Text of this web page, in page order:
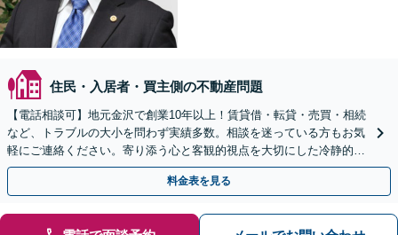
住民・入居者・買主側の不動産問題
【電話相談可】地元金沢で創業10年以上！賃貸借・転貸・売買・相続
など、トラブルの大小を問わず実績多数。相談を迷っている方もお気
軽にご連絡ください。寄り添う心と客観的視点を大切にした冷静的確
なサポートが強み【出張対応】駐車場完備／上諸江駅8分
料金表を見る